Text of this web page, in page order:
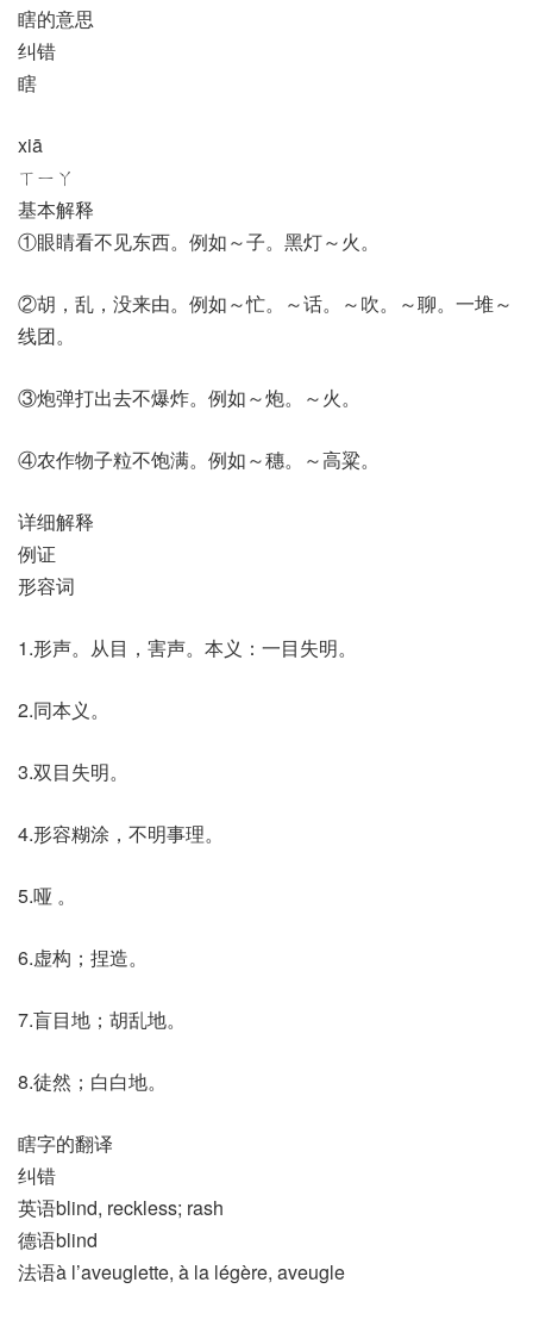
瞎的意思
纠错
瞎
xiā
ㄒㄧㄚ
基本解释
①眼睛看不见东西。例如～子。黑灯～火。
②胡，乱，没来由。例如～忙。～话。～吹。～聊。一堆～
线团。
③炮弹打出去不爆炸。例如～炮。～火。
④农作物子粒不饱满。例如～穗。～高粱。
详细解释
例证
形容词
1.形声。从目，害声。本义：一目失明。
2.同本义。
3.双目失明。
4.形容糊涂，不明事理。
5.哑 。
6.虚构；捏造。
7.盲目地；胡乱地。
8.徒然；白白地。
瞎字的翻译
纠错
英语blind, reckless; rash
德语blind
法语à l’aveuglette, à la légère, aveugle